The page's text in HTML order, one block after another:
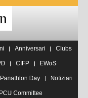
Anniversari Clubs
CIFP EWoS
Panathlon Day Notiziari
PCU Committee